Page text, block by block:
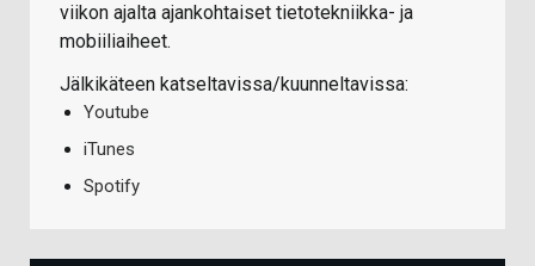
viikon ajalta ajankohtaiset tietotekniikka- ja
mobiiliaiheet.
Jälkikäteen katseltavissa/kuunneltavissa:
Youtube
iTunes
Spotify